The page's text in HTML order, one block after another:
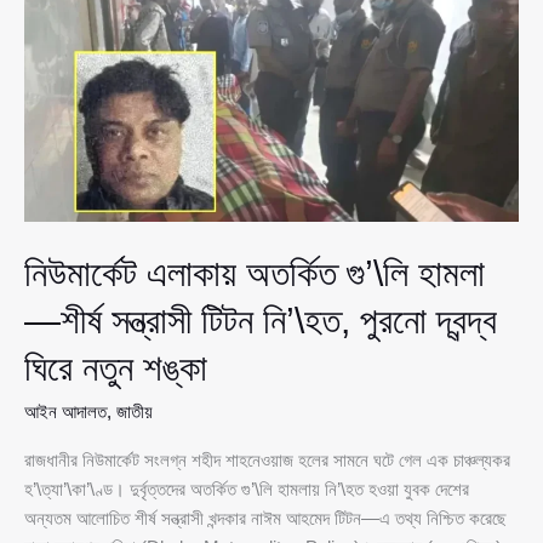
পেলেন
সিদ্দিকুর
নিউমার্কেট এলাকায় অতর্কিত গু’\লি হামলা
—শীর্ষ সন্ত্রাসী টিটন নি’\হত, পুরনো দ্বন্দ্ব
ঘিরে নতুন শঙ্কা
আইন আদালত, জাতীয়
রাজধানীর নিউমার্কেট সংলগ্ন শহীদ শাহনেওয়াজ হলের সামনে ঘটে গেল এক চাঞ্চল্যকর
হ’\ত্যা’\কা’\ণ্ড। দুর্বৃত্তদের অতর্কিত গু’\লি হামলায় নি’\হত হওয়া যুবক দেশের
অন্যতম আলোচিত শীর্ষ সন্ত্রাসী খন্দকার নাঈম আহমেদ টিটন—এ তথ্য নিশ্চিত করেছে